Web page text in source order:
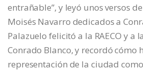
entrañable”, y leyó unos versos
Moisés Navarro dedicados a
Palazuelo felicitó a la RAECO y a
Conrado Blanco, y recordó cómo
representación de la ciudad